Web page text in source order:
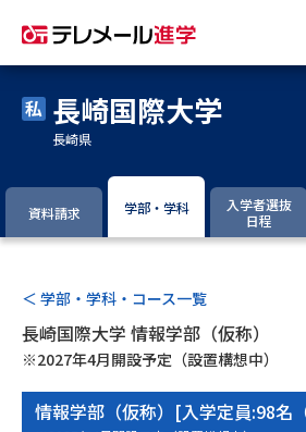
資料請求
大学・短大の資料種類から請求
総合型選抜・学校推薦型選抜 募
集要項＆願書
長崎国際大学
長崎県
資料請求 学部・学科
入学者選抜
日程
＜ 学部・学科・コース一覧
長崎国際大学 情報学部（仮称）
※2027年4月開設予定（設置構想中）
情報学部（仮称）[入学定員:98名